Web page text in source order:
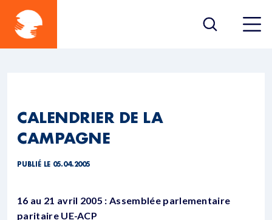
CALENDRIER DE LA
CAMPAGNE
PUBLIÉ LE 05.04.2005
16 au 21 avril 2005 : Assemblée parlementaire
paritaire UE-ACP